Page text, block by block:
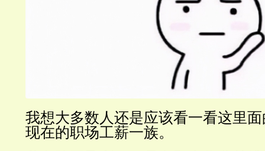
我想大多数人还是应该看一看这里
现在的职场工薪一族。